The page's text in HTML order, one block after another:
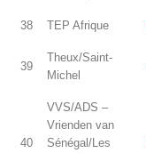
38 TEP Afrique
39
Theux/Saint-
Michel
40
VVS/ADS –
Vrienden van
Sénégal/Les